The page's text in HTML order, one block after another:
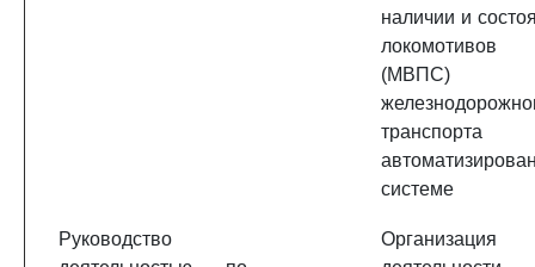
наличии и
локомотивов
(МВПС)
системе
Руководство
Организация